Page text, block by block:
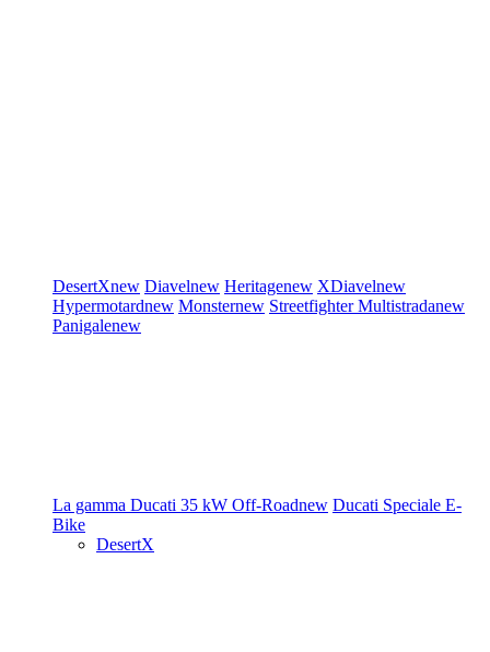
DesertXnew Diavelnew Heritagenew XDiavelnew
Hypermotardnew Monsternew StreetfighterMultistradanew
Panigalenew
La gamma Ducati 35 kW Off-Roadnew Ducati Speciale E-
Bike
DesertX